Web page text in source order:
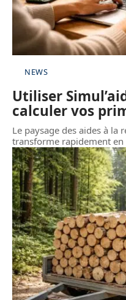
NEWS
Utiliser
calculer vos
Le paysage des aides à la
transforme rapidement en